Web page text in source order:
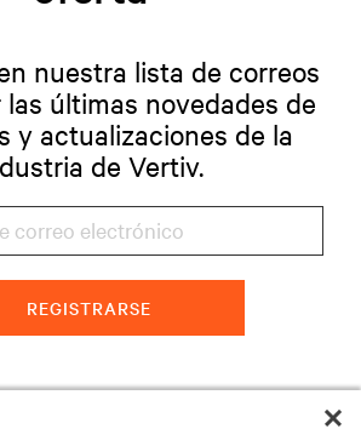
nuestra lista de correos
últimas novedades de
y actualizaciones de la
de Vertiv.
REGISTRARSE